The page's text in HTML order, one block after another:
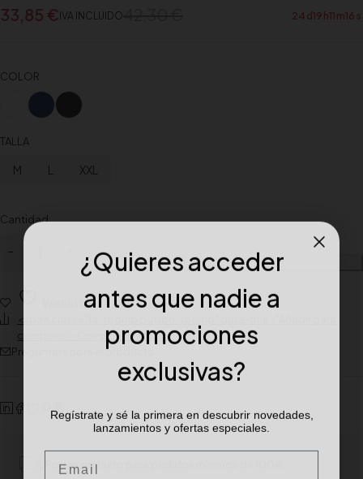
33,85 € IVA INCLUIDO 24 d 19 h11 m14 s
COLOR
TALLA
M L XXL
Cantidad
Añadir al carrito
<span class="ts-tooltip button-tooltip" data-title="Añadir para
comparar">Compare</span>
Preguntar sobre el producto
Portes gratiuito para pedidos mínimos de 100€
¿Quieres acceder
antes que nadie a
promociones
exclusivas?
Regístrate y sé la primera en descubrir novedades,
lanzamientos y ofertas especiales.
Email